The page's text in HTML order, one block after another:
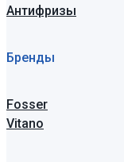
Антифризы
Бренды
Fosser
Vitano